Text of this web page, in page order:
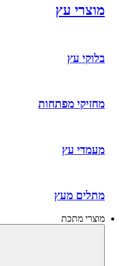
מוצרי עץ
בלוקי עץ
מחזיקי מפתחות
מעמדי עץ
מתלים מעץ
מוצרי מתכת